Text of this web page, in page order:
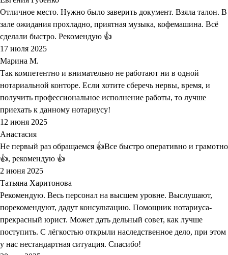
Отличное место. Нужно было заверить документ. Взяла талон. В
зале ожидания прохладно, приятная музыка, кофемашина. Всё
сделали быстро. Рекомендую 👍
17 июля 2025
Марина М.
Так компетентно и внимательно не работают ни в одной
нотариальной конторе. Если хотите сберечь нервы, время, и
получить профессиональное исполнение работы, то лучше
приехать к данному нотариусу!
12 июня 2025
Анастасия
Не первый раз обращаемся 👍Все быстро оперативно и грамотно
👍, рекомендую 👍
2 июня 2025
Татьяна Харитонова
Рекомендую. Весь персонал на высшем уровне. Выслушают,
порекомендуют, дадут консультацию. Помощник нотариуса-
прекрасный юрист. Может дать дельный совет, как лучше
поступить. С лёгкостью открыли наследственное дело, при этом
у нас нестандартная ситуация. Спасибо!